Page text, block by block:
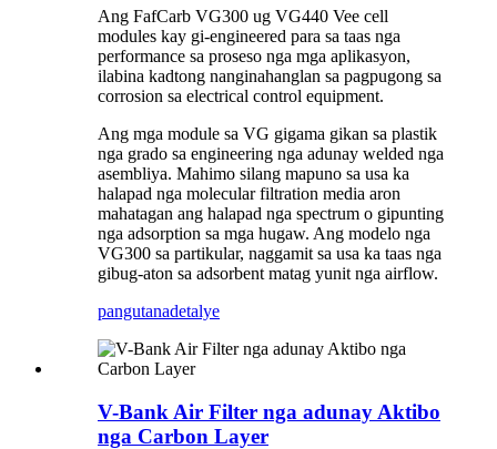
Ang FafCarb VG300 ug VG440 Vee cell
modules kay gi-engineered para sa taas nga
performance sa proseso nga mga aplikasyon,
ilabina kadtong nanginahanglan sa pagpugong sa
corrosion sa electrical control equipment.
Ang mga module sa VG gigama gikan sa plastik
nga grado sa engineering nga adunay welded nga
asembliya. Mahimo silang mapuno sa usa ka
halapad nga molecular filtration media aron
mahatagan ang halapad nga spectrum o gipunting
nga adsorption sa mga hugaw. Ang modelo nga
VG300 sa partikular, naggamit sa usa ka taas nga
gibug-aton sa adsorbent matag yunit nga airflow.
pangutanadetalye
V-Bank Air Filter nga adunay Aktibo
nga Carbon Layer